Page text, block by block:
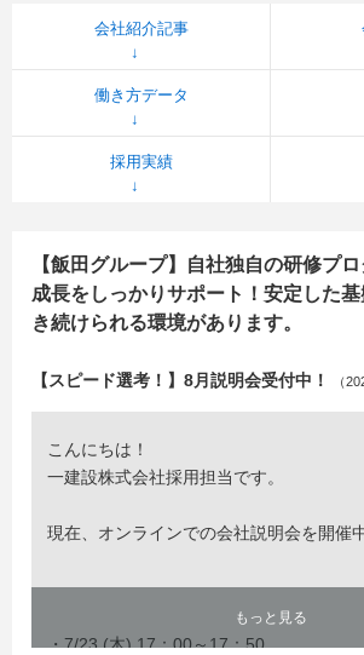
会社紹介記事
働き方データ
採用実績
【飯田グループ】自社独自の研修プ
成長をしっかりサポート！安定した
き続けられる環境があります。
【スピード選考！】8月説明会受付中！ （
こんにちは！
一建設株式会社採用担当です。
現在、オンラインでの会社説明会を開催
・7/23 (木) 17：00～17：50
もっと見る